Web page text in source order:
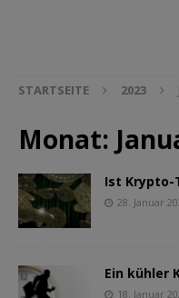
STARTSEITE 2023
Monat:
Ist Krypto-
28. Januar
Ein kühler
18. Januar